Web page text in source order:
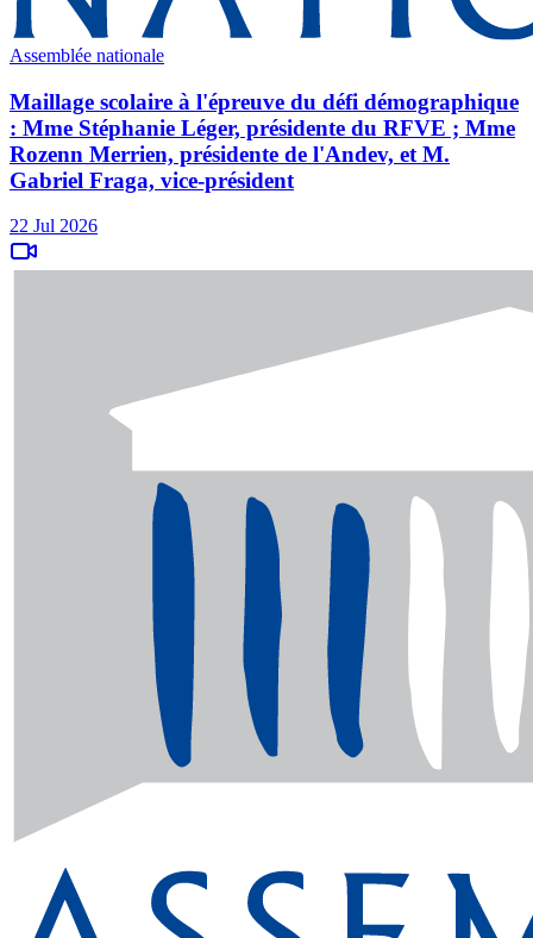
Assemblée nationale
Maillage scolaire à l'épreuve du défi démographique
: Mme Stéphanie Léger, présidente du RFVE ; Mme
Rozenn Merrien, présidente de l'Andev, et M.
Gabriel Fraga, vice-président
22 Jul 2026